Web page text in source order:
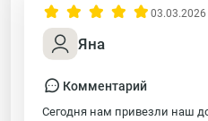
Яна
03.03.2026
Комментарий
Сегодня нам привезли наш